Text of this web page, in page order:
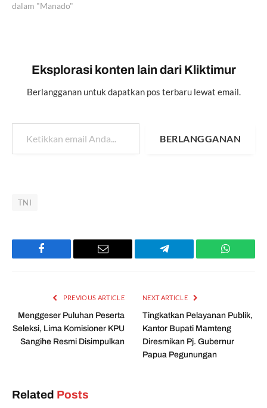
dalam "Manado"
Eksplorasi konten lain dari Kliktimur
Berlangganan untuk dapatkan pos terbaru lewat email.
Ketikkan email Anda...
BERLANGGANAN
TNI
Facebook Email Telegram
PREVIOUS ARTICLE
Menggeser Puluhan Peserta
Seleksi, Lima Komisioner KPU
Sangihe Resmi Disimpulkan
NEXT ARTICLE
Tingkatkan Pelayanan Publik,
Kantor Bupati Mamteng
Diresmikan Pj. Gubernur
Papua Pegunungan
Related Posts